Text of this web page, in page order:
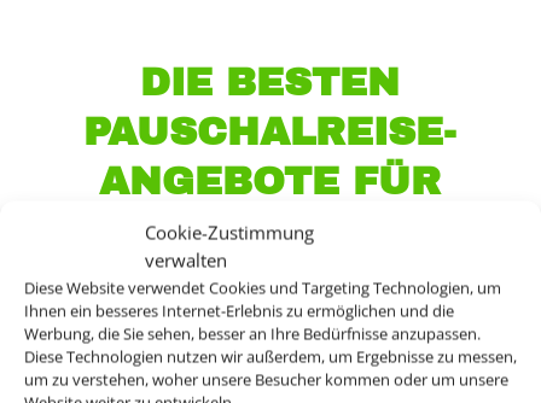
Cookie-Zustimmung
verwalten
Diese Website verwendet Cookies und Targeting Technologien, um
Ihnen ein besseres Internet-Erlebnis zu ermöglichen und die
Werbung, die Sie sehen, besser an Ihre Bedürfnisse anzupassen.
Diese Technologien nutzen wir außerdem, um Ergebnisse zu messen,
um zu verstehen, woher unsere Besucher kommen oder um unsere
DIE BESTEN
PAUSCHALREISE-
ANGEBOTE FÜR
IHREN URLAUB
Sie wollen einen entspannten Urlaub mit
Ihren Liebsten genießen, viel Platz und Zeit